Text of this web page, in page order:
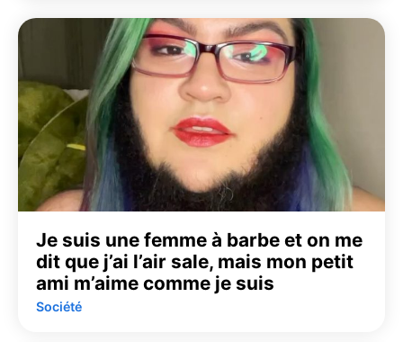
Je suis une femme à barbe et on me
dit que j’ai l’air sale, mais mon petit
ami m’aime comme je suis
Société